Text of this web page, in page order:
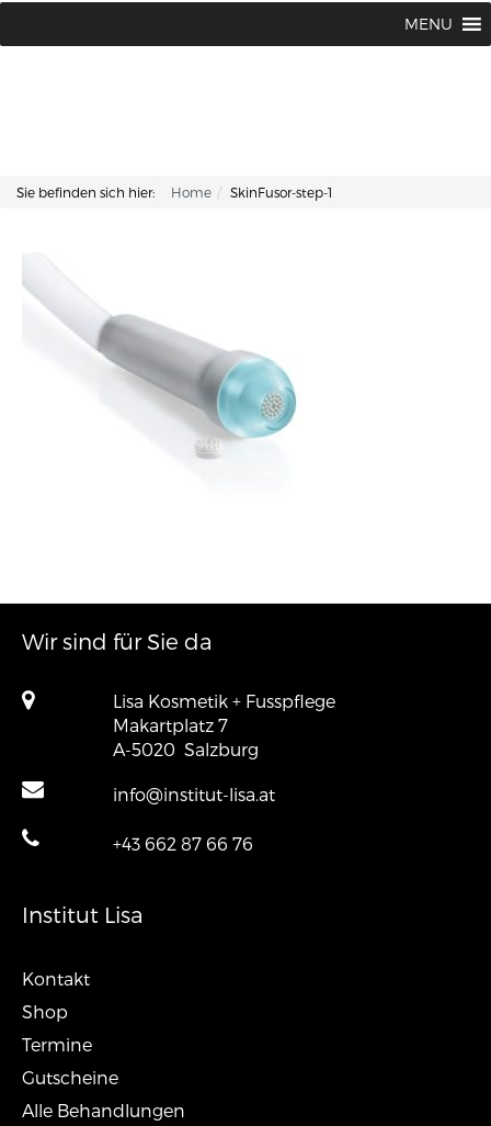
MENU
Sie befinden sich hier: Home SkinFusor-step-1
Wir sind für Sie da
Lisa Kosmetik + Fusspflege
Makartplatz 7
A-5020 Salzburg
info@institut-lisa.at
+43 662 87 66 76
Institut Lisa
Kontakt
Shop
Termine
Gutscheine
Alle Behandlungen